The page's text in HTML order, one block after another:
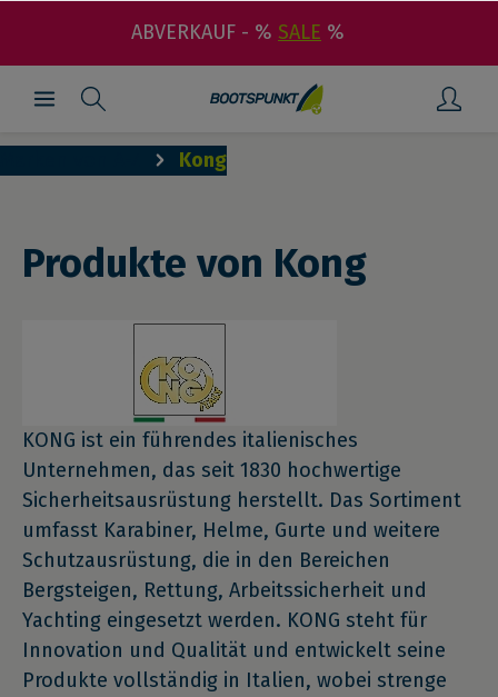
ABVERKAUF - % SALE %
Kong
Produkte von Kong
KONG ist ein führendes italienisches
Unternehmen, das seit 1830 hochwertige
Sicherheitsausrüstung herstellt. Das Sortiment
umfasst Karabiner, Helme, Gurte und weitere
Schutzausrüstung, die in den Bereichen
Bergsteigen, Rettung, Arbeitssicherheit und
Yachting eingesetzt werden. KONG steht für
Innovation und Qualität und entwickelt seine
Produkte vollständig in Italien, wobei strenge